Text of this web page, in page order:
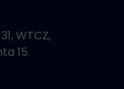
WTCZ,
15.